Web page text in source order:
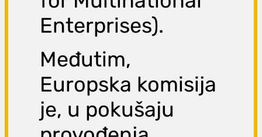
Enterprises).
Međutim,
Europska komisija
je, u pokušaju